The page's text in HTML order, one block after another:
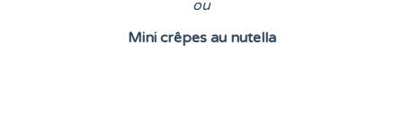
ou
Mini crêpes au nutella